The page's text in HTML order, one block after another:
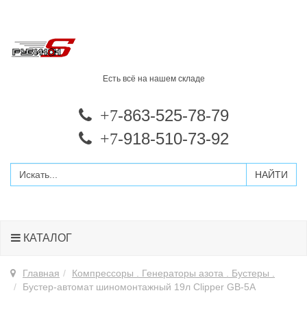
Есть всё на нашем складе
+7-863-525-78-79
+7-918-510-73-92
КАТАЛОГ
Главная
Компрессоры . Генераторы азота . Бустеры .
Бустер-автомат шиномонтажный 19л Clipper GB-5A